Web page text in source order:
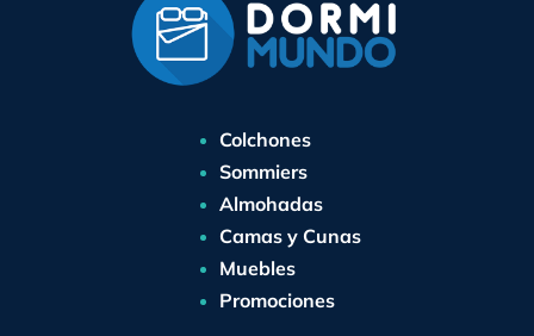
Colchones
Sommiers
Almohadas
Camas y Cunas
Muebles
Promociones